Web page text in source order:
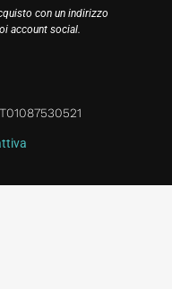
con un indirizzo
account social.